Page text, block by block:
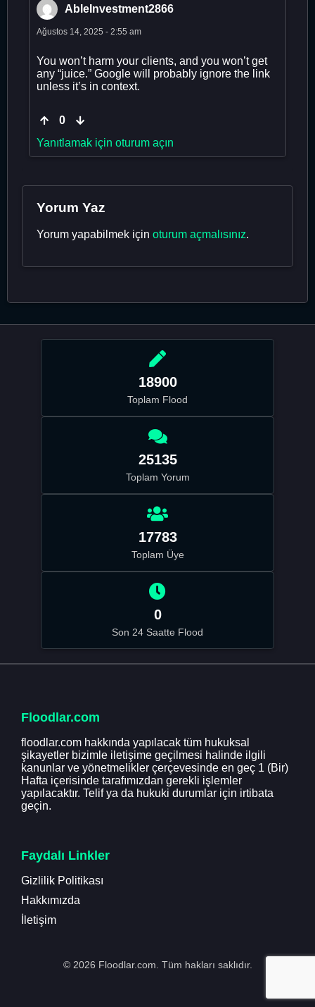
AbleInvestment2866
Ağustos 14, 2025 - 2:55 am
You won’t harm your clients, and you won’t get
any “juice.” Google will probably ignore the link
unless it’s in context.
0
Yanıtlamak için oturum açın
Yorum Yaz
Yorum yapabilmek için oturum açmalısınız.
18900
Toplam Flood
25135
Toplam Yorum
17783
Toplam Üye
0
Son 24 Saatte Flood
Floodlar.com
floodlar.com hakkında yapılacak tüm hukuksal
şikayetler bizimle iletişime geçilmesi halinde ilgili
kanunlar ve yönetmelikler çerçevesinde en geç 1 (Bir)
Hafta içerisinde tarafımızdan gerekli işlemler
yapılacaktır. Telif ya da hukuki durumlar için irtibata
geçin.
Faydalı Linkler
Gizlilik Politikası
Hakkımızda
İletişim
© 2026 Floodlar.com. Tüm hakları saklıdır.